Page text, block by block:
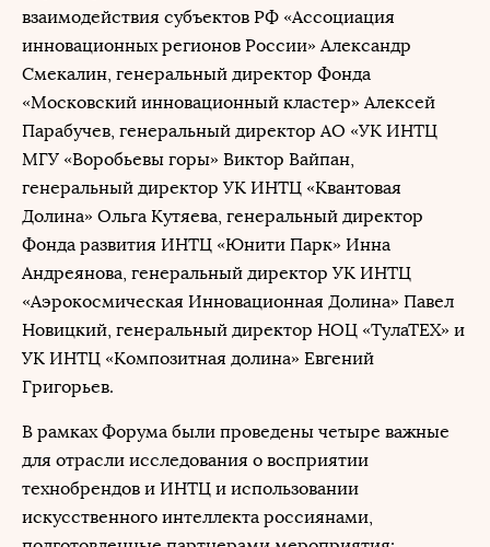
взаимодействия субъектов РФ «Ассоциация
инновационных регионов России» Александр
Смекалин, генеральный директор Фонда
«Московский инновационный кластер» Алексей
Парабучев, генеральный директор АО «УК ИНТЦ
МГУ «Воробьевы горы» Виктор Вайпан,
генеральный директор УК ИНТЦ «Квантовая
Долина» Ольга Кутяева, генеральный директор
Фонда развития ИНТЦ «Юнити Парк» Инна
Андреянова, генеральный директор УК ИНТЦ
«Аэрокосмическая Инновационная Долина» Павел
Новицкий, генеральный директор НОЦ «ТулаТЕХ» и
УК ИНТЦ «Композитная долина» Евгений
Григорьев.
В рамках Форума были проведены четыре важные
для отрасли исследования о восприятии
технобрендов и ИНТЦ и использовании
искусственного интеллекта россиянами,